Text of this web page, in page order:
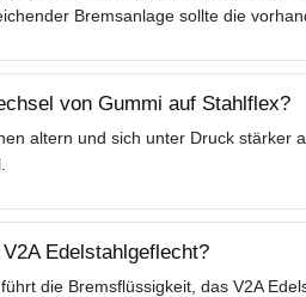
Bremsanlage sollte die
von Gummi auf Stahlflex?
altern und sich unter Druck stärker
Edelstahlgeflecht?
die Bremsflüssigkeit, das V2A